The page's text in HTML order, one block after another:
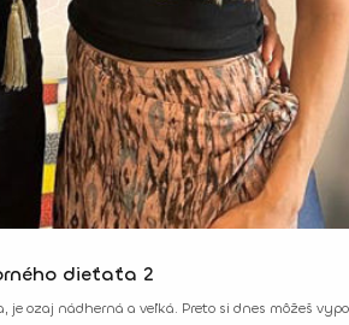
dieťaťa 2
ozaj nádherná a veľká. Preto si dnes môžeš